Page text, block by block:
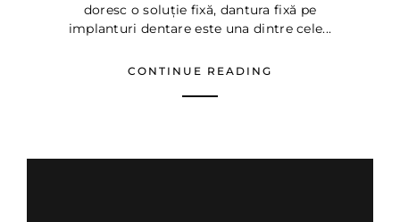
doresc o soluție fixă, dantura fixă pe
implanturi dentare este una dintre cele...
CONTINUE READING